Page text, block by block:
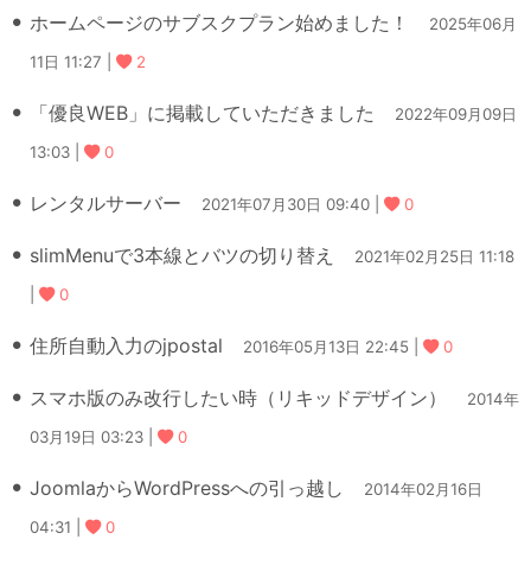
ホームページのサブスクプラン始めました！
2025年06月
11日 11:27 |
2
「優良WEB」に掲載していただきました
2022年09月09日
13:03 |
0
レンタルサーバー 2021年07月30日 09:40 | 0
slimMenuで3本線とバツの切り替え
2021年02月25日 11:18
0
住所自動入力のjpostal 2016年05月13日 22:45 | 0
スマホ版のみ改行したい時（リキッドデザイン）
2014年
03月19日 03:23 |
0
JoomlaからWordPressへの引っ越し
2014年02月16日
04:31 |
0